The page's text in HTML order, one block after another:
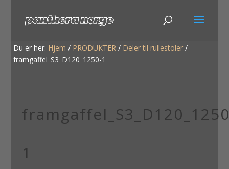
Du er her: Hjem / PRODUKTER / Deler til rullestoler /
framgaffel_S3_D120_1250-1
1